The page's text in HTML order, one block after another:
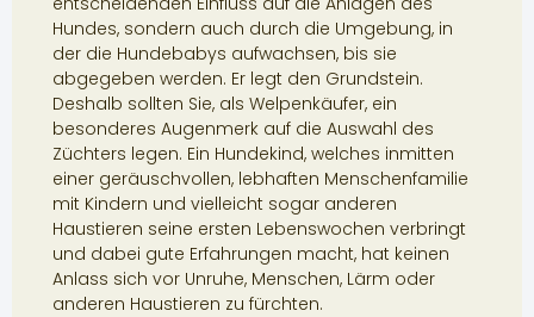
Hundes, sondern auch durch die Umgebung, in
der die Hundebabys aufwachsen, bis sie
abgegeben werden. Er legt den Grundstein.
Deshalb sollten Sie, als Welpenkäufer, ein
besonderes Augenmerk auf die Auswahl des
Züchters legen. Ein Hundekind, welches inmitten
einer geräuschvollen, lebhaften Menschenfamilie
mit Kindern und vielleicht sogar anderen
Haustieren seine ersten Lebenswochen verbringt
und dabei gute Erfahrungen macht, hat keinen
Anlass sich vor Unruhe, Menschen, Lärm oder
anderen Haustieren zu fürchten.